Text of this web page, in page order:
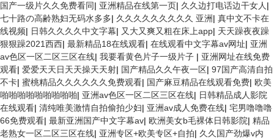
国产一级片久久免费看同| 亚洲精品在线第一页| 久久边打电话边干女人 |
七十路の高齢熟妇无码水多多| 久久久久久久久久久 亚洲| 真中文不卡在
线视频| 日韩久久久久中文字幕| 又大又爽又粗在床上app| 天天躁夜夜躁
狠狠躁2021西西| 最新精品18在线观看| 在线观看中文字幕av网址| 亚洲
av色区一区二区三区在线| 我要看黄色片子一级片子 | 亚洲网址在线免费
观看| 爱爱天天日天天操天天射| 国产精品久久午夜一区| 97国产高清自拍
不卡| 蜜桃精品久久久久久久免费观看| 国产麻豆精品在线观看免费| 欧美
啪啪啪啪啪啪啪啪啪| 亚洲av色区一区二区三区在线| 日韩精品成人影院
在线观看| 清纯唯美激情自拍偷拍少妇| 亚洲av成人免费在线| 宅男噜噜噜
66免费观看| 最新亚洲国产中文字幕av| 欧洲美女b毛裸体日韩影院| 精品
老熟女一区二区三区在线| 亚洲专区+欧美专区+自拍| 久久国产劲爆v内